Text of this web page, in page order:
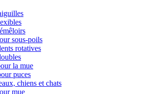
sous-poils
rotatives
la mue
puces
chiens et chats
mue